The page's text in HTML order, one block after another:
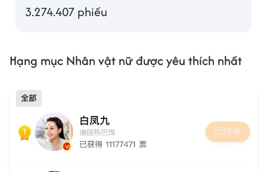
3.274.407 phiếu
Hạng mục Nhân vật nữ được yêu thích nhất